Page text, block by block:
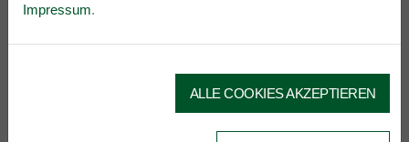
ANFAHRT
Impressum.
ALLE COOKIES AKZEPTIEREN